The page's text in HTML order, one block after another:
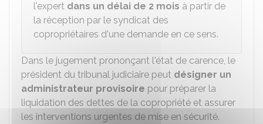
l'expert dans un délai de 2 mois à partir de
la réception par le syndicat des
copropriétaires d'une demande en ce sens.
Dans le jugement prononçant l'état de carence, le
président du tribunal judiciaire peut désigner un
administrateur provisoire pour préparer la
liquidation des dettes de la copropriété et assurer
les interventions urgentes de mise en sécurité.